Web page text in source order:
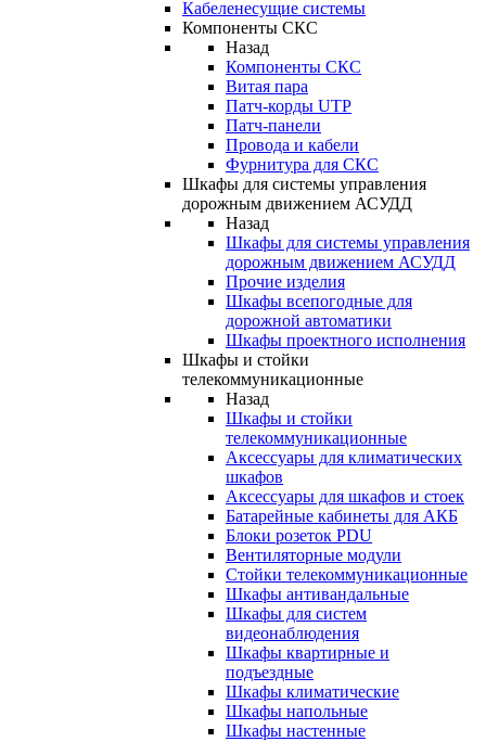
Кабеленесущие системы
Компоненты СКС
Назад
Компоненты СКС
Витая пара
Патч-корды UTP
Патч-панели
Провода и кабели
Фурнитура для СКС
Шкафы для системы управления
дорожным движением АСУДД
Назад
Шкафы для системы управления
дорожным движением АСУДД
Прочие изделия
Шкафы всепогодные для
дорожной автоматики
Шкафы проектного исполнения
Шкафы и стойки
телекоммуникационные
Назад
Шкафы и стойки
телекоммуникационные
Аксессуары для климатических
шкафов
Аксессуары для шкафов и стоек
Батарейные кабинеты для АКБ
Блоки розеток PDU
Вентиляторные модули
Стойки телекоммуникационные
Шкафы антивандальные
Шкафы для систем
видеонаблюдения
Шкафы квартирные и
подъездные
Шкафы климатические
Шкафы напольные
Шкафы настенные